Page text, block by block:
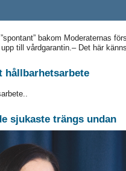
bakom Moderaternas
till vårdgarantin.– Det här
hållbarhetsarbete
sjukaste trängs undan